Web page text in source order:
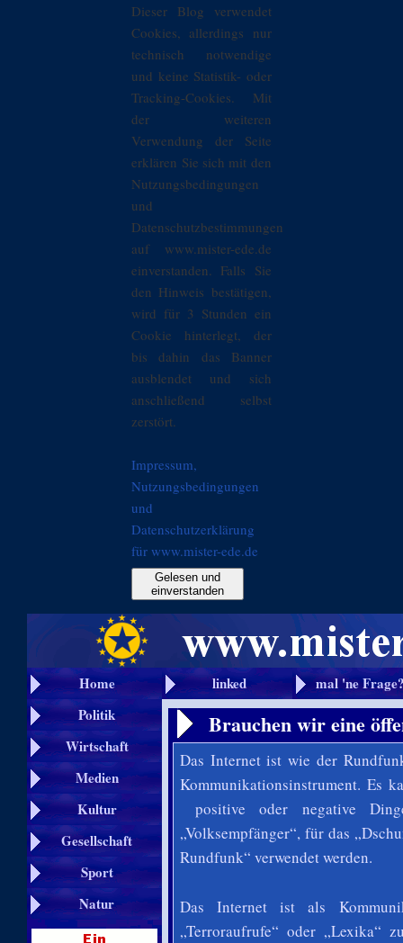
Dieser Blog verwendet
Cookies, allerdings nur
technisch notwendige
und keine Statistik- oder
Tracking-Cookies. Mit
der weiteren
Verwendung der Seite
erklären Sie sich mit den
Nutzungsbedingungen
und
Datenschutzbestimmungen
auf www.mister-ede.de
einverstanden. Falls Sie
den Hinweis bestätigen,
wird für 3 Stunden ein
Cookie hinterlegt, der
bis dahin das Banner
ausblendet und sich
anschließend selbst
zerstört.
Impressum,
Nutzungsbedingungen
und
Datenschutzerklärung
für www.mister-ede.de
Gelesen und
einverstanden
Home linked
mal 'ne
Politik
Wirtschaft
Medien
Kultur
Gesellschaft
Sport
Natur
Brauchen wir eine
Das Internet ist wie der
Kommunikationsinstrument. Es
positive oder negative
„Volksempfänger“, für das
Rundfunk“ verwendet werden.
Das Internet ist als
„Terroraufrufe“ oder „Lexika“